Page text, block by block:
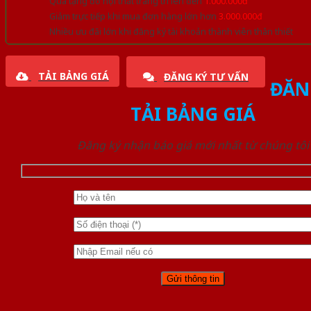
Giảm trực tiếp khi mua đơn hàng lớn hơn 3.000.000đ
Nhiều ưu đãi lớn khi đăng ký tài khoản thành viên thân thiết
TẢI BẢNG GIÁ ĐĂNG KÝ TƯ VẤN
TẢI BẢNG GIÁ
Đăng ký nhận báo giá mới nhất từ chúng tôi